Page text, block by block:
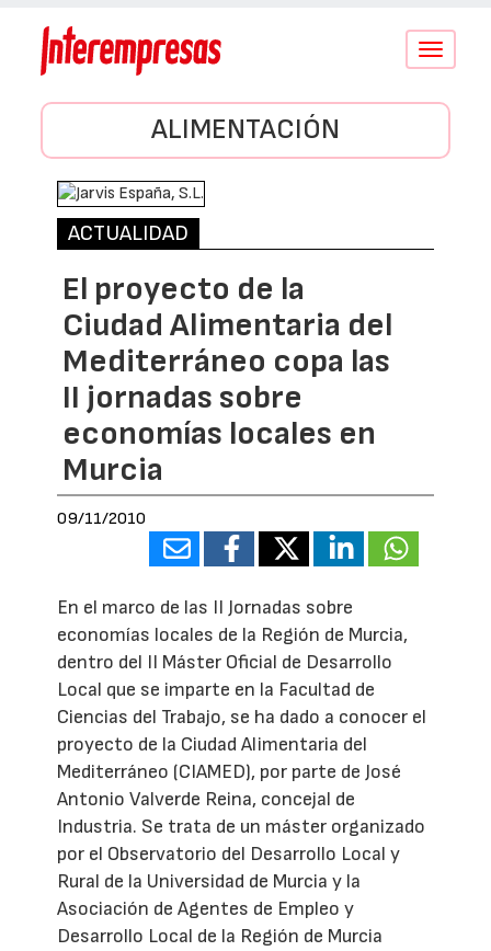
Conmutar
ALIMENTACIÓN
ACTUALIDAD
El proyecto de la
Ciudad Alimentaria del
Mediterráneo copa las
II jornadas sobre
economías locales en
Murcia
09/11/2010
En el marco de las II Jornadas sobre
economías locales de la Región de Murcia,
dentro del II Máster Oficial de Desarrollo
Local que se imparte en la Facultad de
Ciencias del Trabajo, se ha dado a conocer el
proyecto de la Ciudad Alimentaria del
Mediterráneo (CIAMED), por parte de José
Antonio Valverde Reina, concejal de
Industria. Se trata de un máster organizado
por el Observatorio del Desarrollo Local y
Rural de la Universidad de Murcia y la
Asociación de Agentes de Empleo y
Desarrollo Local de la Región de Murcia